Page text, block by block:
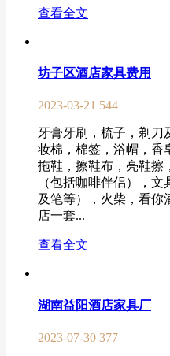
查看全文
坊子区酒店家具费用
2023-03-21 544
牙膏牙刷，梳子，剃刀
妆棉，棉签，浴帽，香
拖鞋，擦鞋布，亮鞋擦
（包括咖啡伴侣），
及笔等），火柴，看你
店一套...
查看全文
湖南益阳酒店家具厂
2023-07-30 377